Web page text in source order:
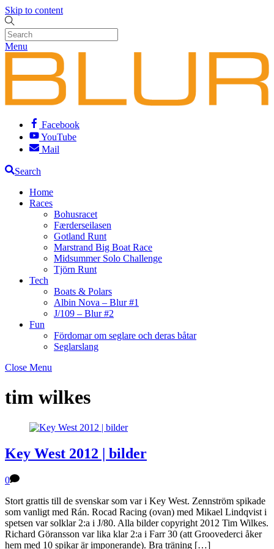
Skip to content
Menu
Facebook
YouTube
Mail
Search
Home
Races
Bohusracet
Færderseilasen
Gotland Runt
Marstrand Big Boat Race
Midsummer Solo Challenge
Tjörn Runt
Tech
Boats & Polars
Albin Nova – Blur #1
J/109 – Blur #2
Fun
Fördomar om seglare och deras båtar
Seglarslang
Close Menu
tim wilkes
Key West 2012 | bilder
0
Stort grattis till de svenskar som var i Key West. Zennström spikade
som vanligt med Rán. Rocad Racing (ovan) med Mikael Lindqvist i
spetsen var solklar 2:a i J/80. Alla bilder copyright 2012 Tim Wilkes.
Richard Göransson var lika klar 2:a i Farr 30 (att Groovederci åker
hem med 10 spikar är imponerande). Bra träning […]